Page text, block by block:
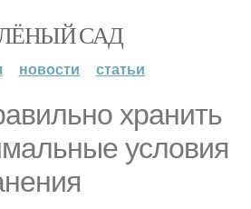
САД
новости статьи
хранить
условия